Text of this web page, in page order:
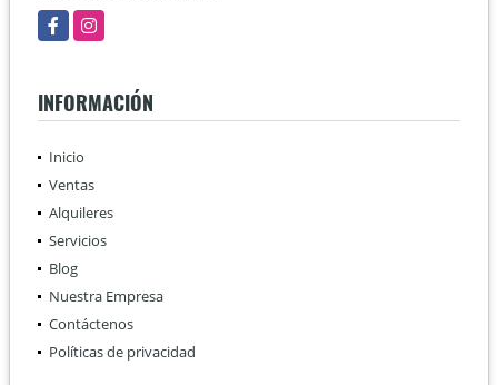
FacebookInstagram
INFORMACIÓN
Inicio
Ventas
Alquileres
Servicios
Blog
Nuestra Empresa
Contáctenos
Políticas de privacidad